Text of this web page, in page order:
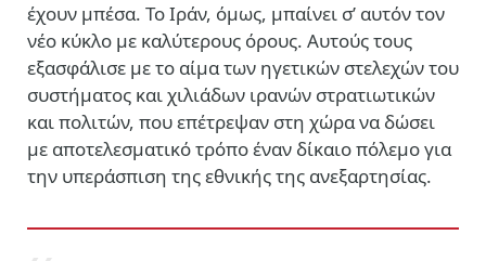
έχουν μπέσα. Το Ιράν, όμως, μπαίνει σ’ αυτόν τον
νέο κύκλο με καλύτερους όρους. Αυτούς τους
εξασφάλισε με το αίμα των ηγετικών στελεχών του
συστήματος και χιλιάδων ιρανών στρατιωτικών
και πολιτών, που επέτρεψαν στη χώρα να δώσει
με αποτελεσματικό τρόπο έναν δίκαιο πόλεμο για
την υπεράσπιση της εθνικής της ανεξαρτησίας.